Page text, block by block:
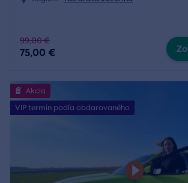
99,00 €
75,00 €
Akcia
VIP termín podľa obdarovaného